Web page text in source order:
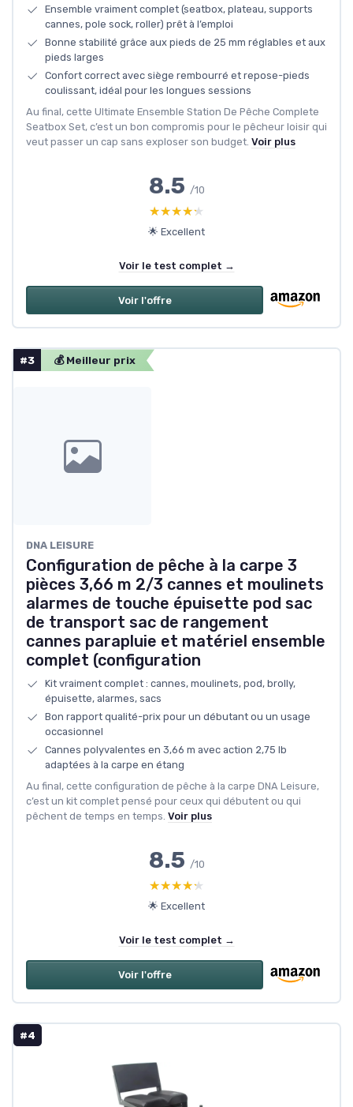
Ensemble vraiment complet (seatbox, plateau, supports
cannes, pole sock, roller) prêt à l’emploi
Bonne stabilité grâce aux pieds de 25 mm réglables et aux
pieds larges
Confort correct avec siège rembourré et repose-pieds
coulissant, idéal pour les longues sessions
Au final, cette Ultimate Ensemble Station De Pêche Complete
Seatbox Set, c’est un bon compromis pour le pêcheur loisir qui
veut passer un cap sans exploser son budget. Voir plus
8.5 /10
★★★★★
★★★★★
🌟 Excellent
Voir le test complet →
Voir l'offre
#3 💰 Meilleur prix
DNA LEISURE
Configuration de pêche à la carpe 3
pièces 3,66 m 2/3 cannes et moulinets
alarmes de touche épuisette pod sac
de transport sac de rangement
cannes parapluie et matériel ensemble
complet (configuration
Kit vraiment complet : cannes, moulinets, pod, brolly,
épuisette, alarmes, sacs
Bon rapport qualité-prix pour un débutant ou un usage
occasionnel
Cannes polyvalentes en 3,66 m avec action 2,75 lb
adaptées à la carpe en étang
Au final, cette configuration de pêche à la carpe DNA Leisure,
c’est un kit complet pensé pour ceux qui débutent ou qui
pêchent de temps en temps. Voir plus
8.5 /10
★★★★★
★★★★★
🌟 Excellent
Voir le test complet →
Voir l'offre
#4